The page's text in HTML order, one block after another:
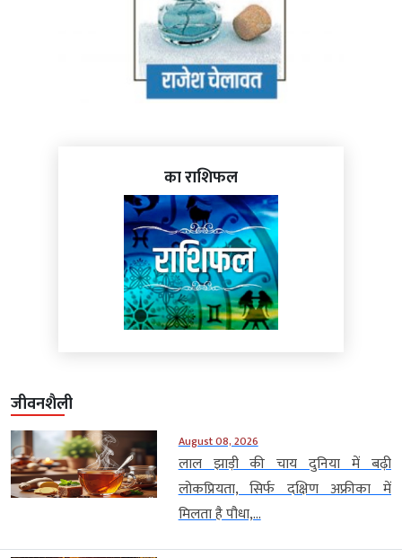
का राशिफल
जीवनशैली
August 08, 2026
लाल झाड़ी की चाय दुनिया में बढ़ी
लोकप्रियता, सिर्फ दक्षिण अफ्रीका में
मिलता है पौधा,...